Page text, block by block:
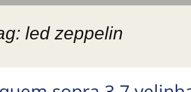
led zeppelin